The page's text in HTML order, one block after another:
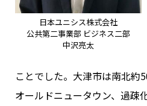
日本ユニシス株式会社
公共第二事業部 ビジネス二部
中沢亮太
ことでした。大津市は南北約
オールドニュータウン、過疎